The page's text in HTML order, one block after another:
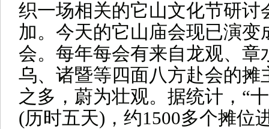
织一场相关的它山文化节研讨
加。今天的它山庙会现已演变
会。每年每会有来自龙观、章
乌、诸暨等四面八方赴会的摊
之多，蔚为壮观。据统计，“
(历时五天)，约1500多个摊位